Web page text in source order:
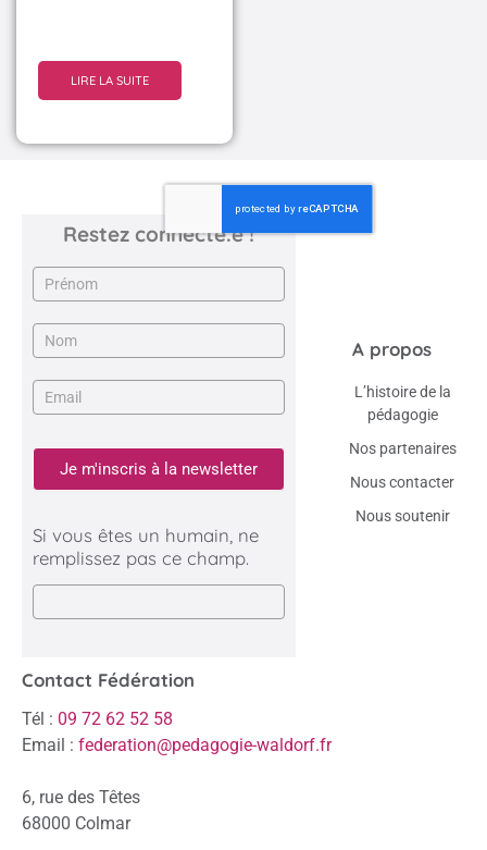
LIRE LA SUITE
Restez connecté.e !
Newsletter
Je m'inscris à la newsletter
Si vous êtes un humain, ne
remplissez pas ce champ.
A propos
L’histoire de la
pédagogie
Nos partenaires
Nous contacter
Nous soutenir
Contact Fédération
Tél : 09 72 62 52 58
Email : federation@pedagogie-waldorf.fr
6, rue des Têtes
68000 Colmar